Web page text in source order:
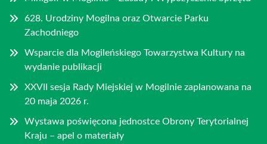
628. Urodziny Mogilna oraz Otwarcie Parku
Zachodniego
Wsparcie dla Mogileńskiego Towarzystwa Kultury na
wydanie publikacji
XXVII sesja Rady Miejskiej w Mogilnie zaplanowana na
20 maja 2026 r.
Wystawa poświęcona jednostce Obrony Terytorialnej
Kraju – apel o materiały